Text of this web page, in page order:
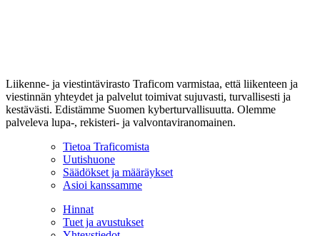
Liikenne- ja viestintävirasto Traficom varmistaa, että liikenteen ja
viestinnän yhteydet ja palvelut toimivat sujuvasti, turvallisesti ja
kestävästi. Edistämme Suomen kyberturvallisuutta. Olemme
palveleva lupa-, rekisteri- ja valvontaviranomainen.
Tietoa Traficomista
Uutishuone
Säädökset ja määräykset
Asioi kanssamme
Hinnat
Tuet ja avustukset